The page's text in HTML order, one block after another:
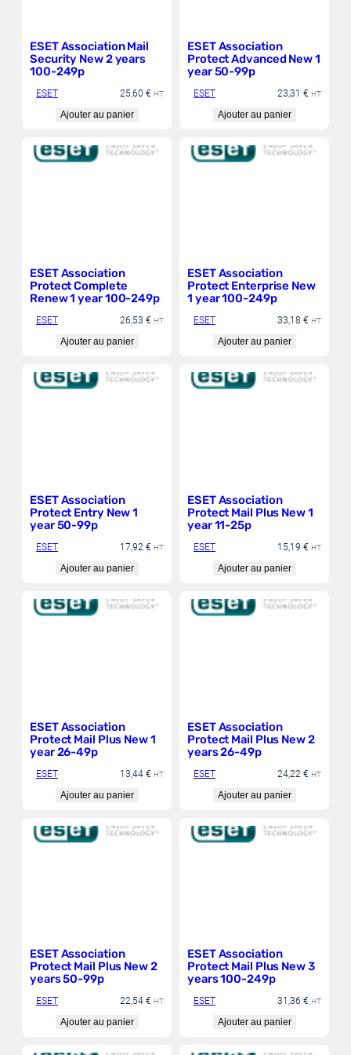
ESET Association Mail
Security New 2 years
100-249p
ESET 25,60 € HT
Ajouter au panier
ESET Association
Protect Advanced New 1
year 50-99p
ESET 23,31 € HT
Ajouter au panier
ESET Association
Protect Complete
Renew 1 year 100-249p
ESET 26,53 € HT
Ajouter au panier
ESET Association
Protect Enterprise New
1 year 100-249p
ESET 33,18 € HT
Ajouter au panier
ESET Association
Protect Entry New 1
year 50-99p
ESET 17,92 € HT
Ajouter au panier
ESET Association
Protect Mail Plus New 1
year 11-25p
ESET 15,19 € HT
Ajouter au panier
ESET Association
Protect Mail Plus New 1
year 26-49p
ESET 13,44 € HT
Ajouter au panier
ESET Association
Protect Mail Plus New 2
years 26-49p
ESET 24,22 € HT
Ajouter au panier
ESET Association
Protect Mail Plus New 2
years 50-99p
ESET 22,54 € HT
Ajouter au panier
ESET Association
Protect Mail Plus New 3
years 100-249p
ESET 31,36 € HT
Ajouter au panier